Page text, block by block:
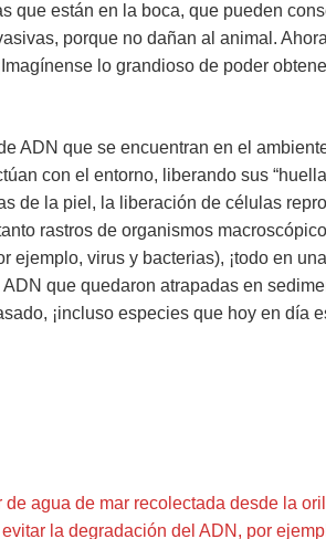
que están en la boca, que pueden
porque no dañan al animal.
lo grandioso de poder
ADN que se encuentran en el
con el entorno, liberando sus
de la piel, la liberación de células
rastros de organismos
virus y bacterias), ¡todo en
que quedaron atrapadas en
¡incluso especies que hoy en día
agua de mar recolectada desde la
la degradación del ADN, por